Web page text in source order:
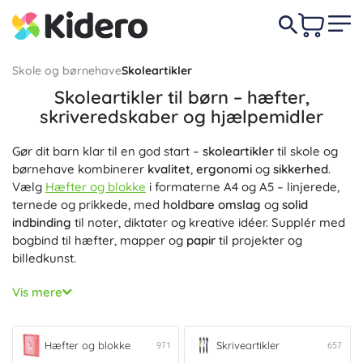
Skole og børnehaveSkoleartikler
Skoleartikler til børn – hæfter,
skriveredskaber og hjælpemidler
Gør dit barn klar til en god start – skoleartikler til skole og
børnehave kombinerer kvalitet, ergonomi og sikkerhed.
Vælg Hæfter og blokke i formaterne A4 og A5 – linjerede,
ternede og prikkede, med holdbare omslag og solid
indbinding til noter, diktater og kreative idéer. Supplér med
bogbind til hæfter, mapper og papir til projekter og
billedkunst.
For et flydende og pænt håndskrift skal du vælge
Skriveredskaber
sikrer
komfortabelt greb glat skrivning
for både højre-
og venstrehåndede. For fejlfri resultater sørger
Vis mere
Hæfter og blokke 971 Skriveartikler 657